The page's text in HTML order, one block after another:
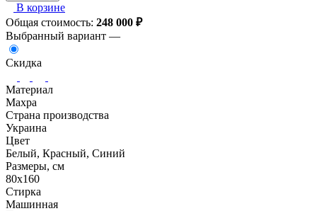
В корзине
Общая стоимость: 248 000 ₽
Выбранный вариант —
Скидка
Материал
Махра
Страна производства
Украина
Цвет
Белый, Красный, Синий
Размеры, см
80х160
Стирка
Машинная